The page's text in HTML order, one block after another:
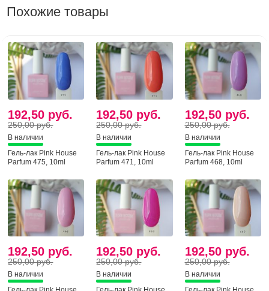
Похожие товары
192,50 руб.
250,00 руб.
В наличии
Гель-лак Pink House
Parfum 475, 10ml
192,50 руб.
250,00 руб.
В наличии
Гель-лак Pink House
Parfum 471, 10ml
192,50 руб.
250,00 руб.
В наличии
Гель-лак Pink House
Parfum 468, 10ml
192,50 руб.
250,00 руб.
В наличии
192,50 руб.
250,00 руб.
В наличии
192,50 руб.
250,00 руб.
В наличии